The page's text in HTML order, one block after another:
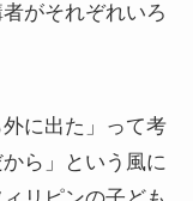
がそれぞれいろ
に出た」って考
ら」という風に